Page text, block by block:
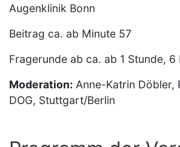
Augenklinik Bonn
Beitrag ca. ab Minute 57
Fragerunde ab ca. ab 1 Stunde, 6
Moderation: Anne-Katrin Döbler,
DOG, Stuttgart/Berlin